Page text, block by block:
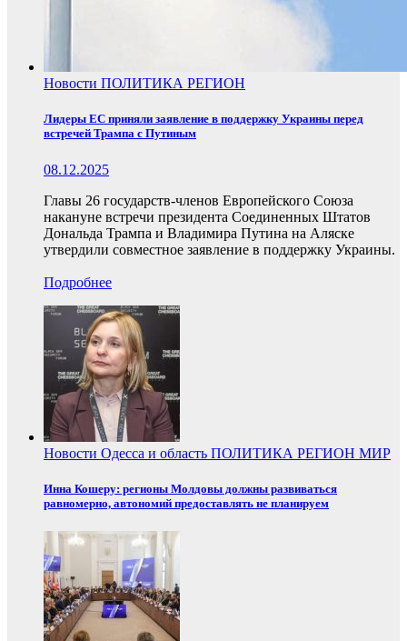
Новости ПОЛИТИКА РЕГИОН
Лидеры ЕС приняли заявление в поддержку Украины перед
встречей Трампа с Путиным
08.12.2025
Главы 26 государств-членов Европейского Союза
накануне встречи президента Соединенных Штатов
Дональда Трампа и Владимира Путина на Аляске
утвердили совместное заявление в поддержку Украины.
Подробнее
Новости Одесса и область ПОЛИТИКА РЕГИОН МИР
Инна Кошеру: регионы Молдовы должны развиваться
равномерно, автономий предоставлять не планируем